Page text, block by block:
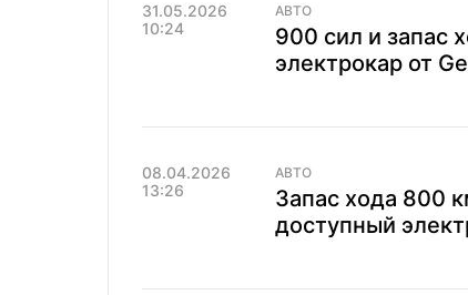
31.05.2026
10:24
АВТО
900 сил и запас
электрокар от
08.04.2026
13:26
АВТО
Запас хода 800
доступный